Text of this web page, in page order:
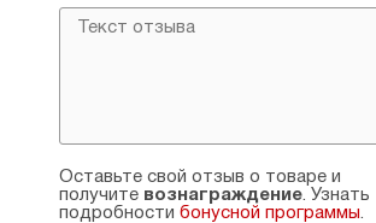
Оставьте свой отзыв о товаре и
получите вознаграждение. Узнать
подробности бонусной программы.